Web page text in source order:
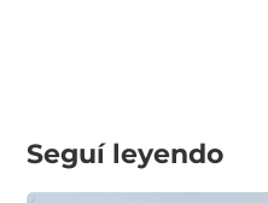
Seguí leyendo